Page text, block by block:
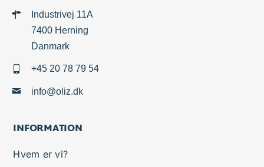
Industrivej 11A
7400 Herning
Danmark
+45 20 78 79 54
info@oliz.dk
INFORMATION
Hvem er vi?